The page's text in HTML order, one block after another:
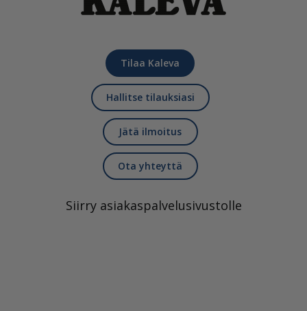
Tilaa Kaleva
Hallitse tilauksiasi
Jätä ilmoitus
Ota yhteyttä
Siirry asiakaspalvelusivustolle